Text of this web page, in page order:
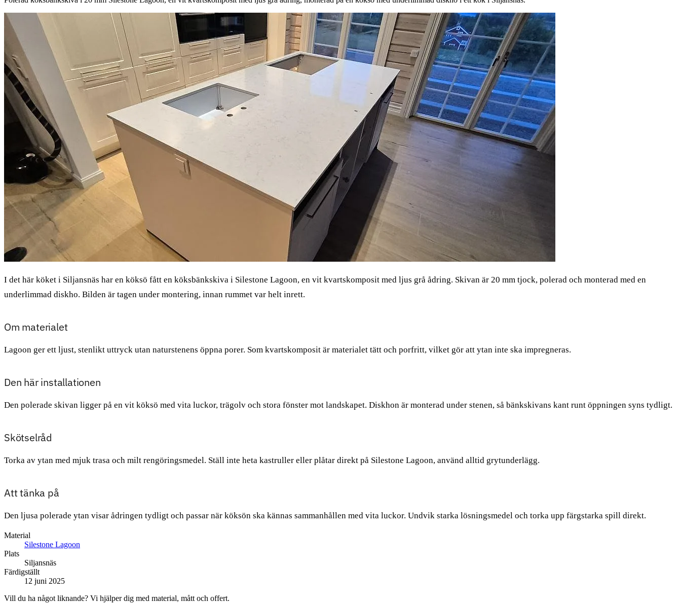
I det här köket i Siljansnäs har en köksö fått en köksbänkskiva i Silestone Lagoon, en vit kvartskomposit med ljus grå ådring. Skivan är 20 mm tjock, polerad och monterad med en
underlimmad diskho. Bilden är tagen under montering, innan rummet var helt inrett.
Om materialet
Lagoon ger ett ljust, stenlikt uttryck utan naturstenens öppna porer. Som kvartskomposit är materialet tätt och porfritt, vilket gör att ytan inte ska impregneras.
Den här installationen
Den polerade skivan ligger på en vit köksö med vita luckor, trägolv och stora fönster mot landskapet. Diskhon är monterad under stenen, så bänkskivans kant runt öppningen syns tydligt.
Skötselråd
Torka av ytan med mjuk trasa och milt rengöringsmedel. Ställ inte heta kastruller eller plåtar direkt på Silestone Lagoon, använd alltid grytunderlägg.
Att tänka på
Den ljusa polerade ytan visar ådringen tydligt och passar när köksön ska kännas sammanhållen med vita luckor. Undvik starka lösningsmedel och torka upp färgstarka spill direkt.
Material
Silestone Lagoon
Plats
Siljansnäs
Färdigställt
12 juni 2025
Vill du ha något liknande? Vi hjälper dig med material, mått och offert.